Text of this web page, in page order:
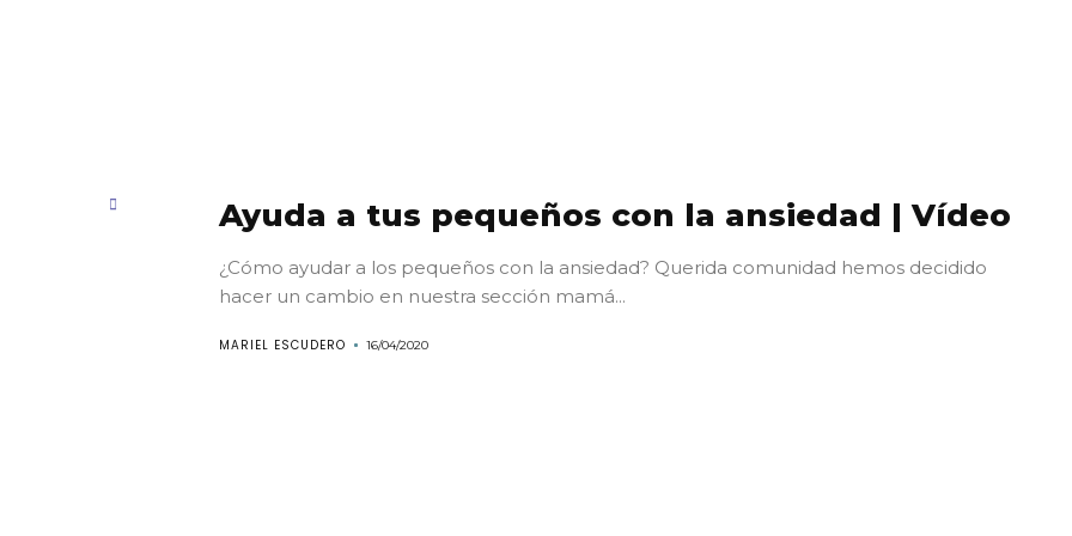
Ayuda a tus pequeños con la ansiedad | Vídeo
¿Cómo ayudar a los pequeños con la ansiedad? Querida comunidad hemos decidido
hacer un cambio en nuestra sección mamá...
MARIEL ESCUDERO 16/04/2020